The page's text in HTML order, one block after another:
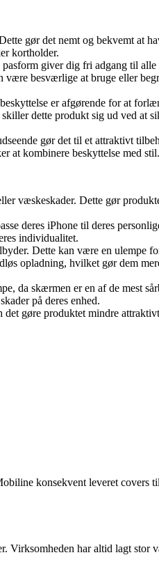
gør det nemt og bekvemt at
kortholder.
giver dig fri adgang til
være besværlige at bruge eller
er afgørende for at
dette produkt sig ud ved at
gør det til et attraktivt
at kombinere beskyttelse med stil.
væskeskader. Dette gør
deres iPhone til deres
individualitet.
Dette kan være en ulempe
opladning, hvilket gør dem
da skærmen er en af de mest
på deres enhed.
gøre produktet mindre
konsekvent leveret covers
Virksomheden har altid lagt stor